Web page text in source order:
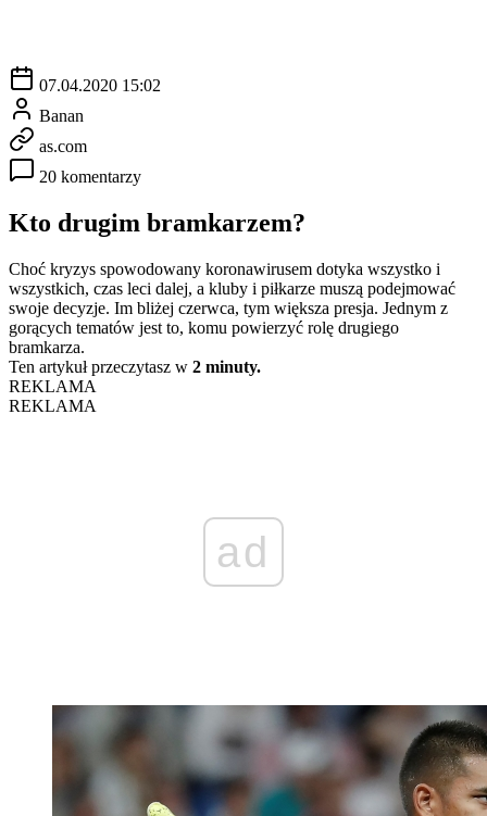
07.04.2020 15:02
Banan
as.com
20 komentarzy
Kto drugim bramkarzem?
Choć kryzys spowodowany koronawirusem dotyka wszystko i
wszystkich, czas leci dalej, a kluby i piłkarze muszą podejmować
swoje decyzje. Im bliżej czerwca, tym większa presja. Jednym z
gorących tematów jest to, komu powierzyć rolę drugiego
bramkarza.
Ten artykuł przeczytasz w 2 minuty.
REKLAMA
REKLAMA
ad